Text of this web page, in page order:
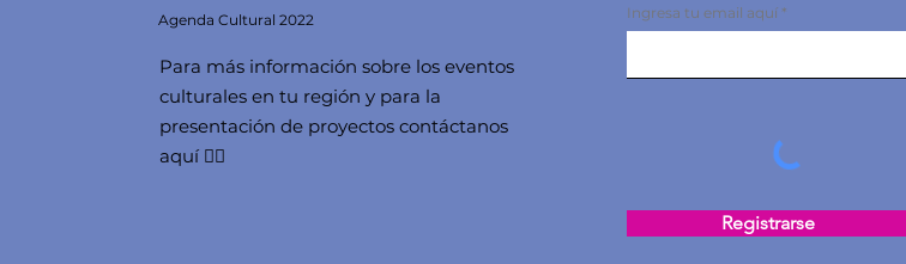
AgendaCultural 2022
Para más información sobre los eventos
culturales en tu región y para la
presentación de proyectos contáctanos
aquí 👇🏻
Ingresa tu email aquí
Registrarse